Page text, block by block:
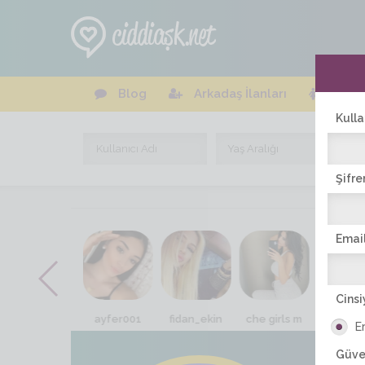
Blog Arkadaş İlanları
ayfer001 fidan_ekin che girls m